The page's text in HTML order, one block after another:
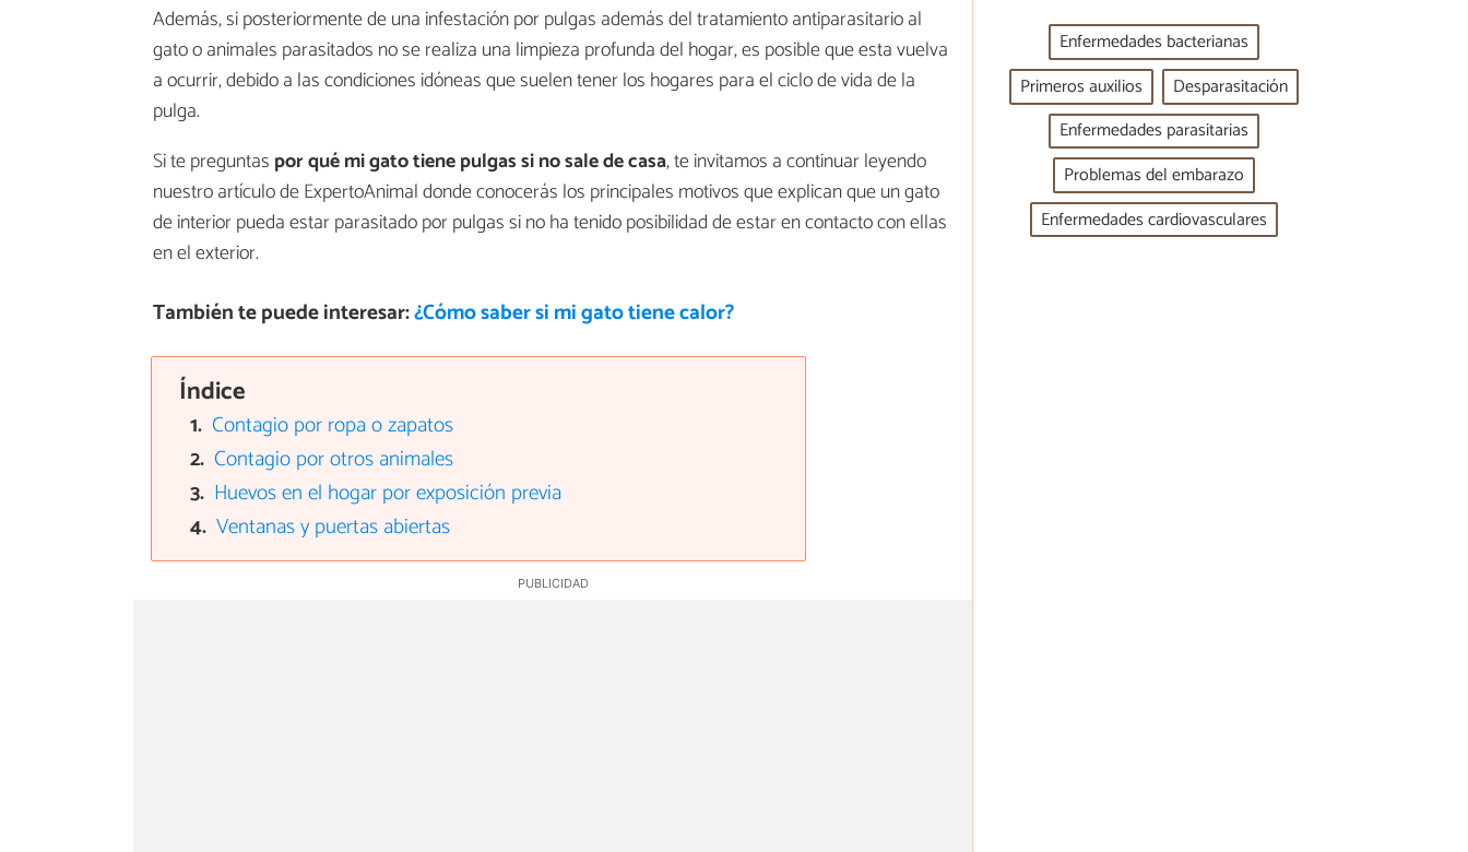
Además, si posteriormente de una infestación por pulgas además del tratamiento antiparasitario al
gato o animales parasitados no se realiza una limpieza profunda del hogar, es posible que esta vuelva
a ocurrir, debido a las condiciones idóneas que suelen tener los hogares para el ciclo de vida de la
pulga.
Si te preguntas por qué mi gato tiene pulgas si no sale de casa, te invitamos a continuar leyendo
nuestro artículo de ExpertoAnimal donde conocerás los principales motivos que explican que un gato
de interior pueda estar parasitado por pulgas si no ha tenido posibilidad de estar en contacto con ellas
en el exterior.
También te puede interesar:¿Cómo saber si mi gato tiene calor?
Índice
Contagio por ropa o zapatos
Contagio por otros animales
Huevos en el hogar por exposición previa
Ventanas y puertas abiertas
Enfermedades bacterianas
Primeros auxilios
Desparasitación
Enfermedades parasitarias
Problemas del embarazo
Enfermedades cardiovasculares